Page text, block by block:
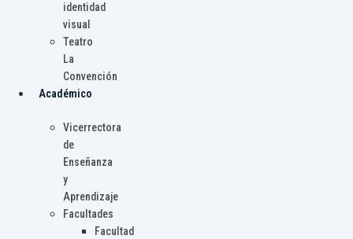
identidad
visual
Teatro
La
Convención
Académico
Vicerrectora
de
Enseñanza
y
Aprendizaje
Facultades
Facultad